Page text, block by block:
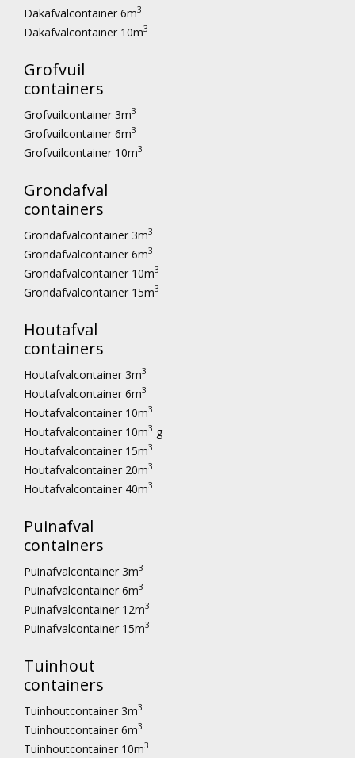
Dakafvalcontainer 6m3
Dakafvalcontainer 10m3
Grofvuil
containers
Grofvuilcontainer 3m3
Grofvuilcontainer 6m3
Grofvuilcontainer 10m3
Grondafval
containers
Grondafvalcontainer 3m3
Grondafvalcontainer 6m3
Grondafvalcontainer 10m3
Grondafvalcontainer 15m3
Houtafval
containers
Houtafvalcontainer 3m3
Houtafvalcontainer 6m3
Houtafvalcontainer 10m3
Houtafvalcontainer 10m3 g
Houtafvalcontainer 15m3
Houtafvalcontainer 20m3
Houtafvalcontainer 40m3
Puinafval
containers
Puinafvalcontainer 3m3
Puinafvalcontainer 6m3
Puinafvalcontainer 12m3
Puinafvalcontainer 15m3
Tuinhout
containers
Tuinhoutcontainer 3m3
Tuinhoutcontainer 6m3
Tuinhoutcontainer 10m3